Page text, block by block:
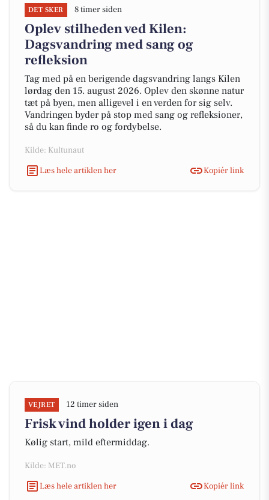
DET SKER 8 timer siden
Oplev stilheden ved Kilen:
Dagsvandring med sang og
refleksion
Tag med på en berigende dagsvandring langs Kilen
lørdag den 15. august 2026. Oplev den skønne natur
tæt på byen, men alligevel i en verden for sig selv.
Vandringen byder på stop med sang og refleksioner,
så du kan finde ro og fordybelse.
Kilde: Kultunaut
Læs hele artiklen her
Kopiér link
VEJRET 12 timer siden
Frisk vind holder igen i dag
Kølig start, mild eftermiddag.
Kilde: MET.no
Læs hele artiklen her
Kopiér link